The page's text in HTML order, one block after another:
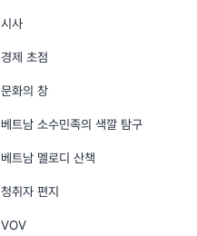
시사
경제 초점
문화의 창
베트남 소수민족의 색깔 탐구
베트남 멜로디 산책
청취자 편지
VOV